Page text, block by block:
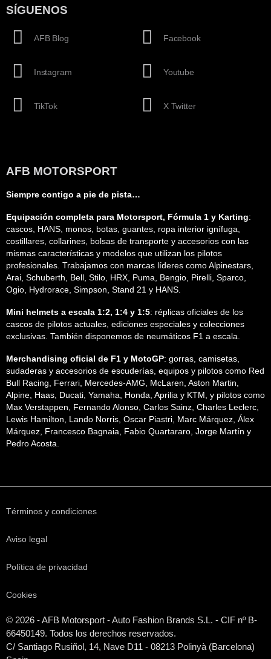
SÍGUENOS
AFB Blog
Instagram
TikTok
Facebook
Youtube
X Twitter
AFB MOTORSPORT
Siempre contigo a pie de pista…
Equipación completa para Motorsport, Fórmula 1 y Karting:
cascos, HANS, monos, botas, guantes, ropa interior ignífuga,
costillares, collarines, bolsas de transporte y accesorios con las
mismas características y modelos que utilizan los pilotos
profesionales. Trabajamos con marcas líderes como Alpinestars,
Arai, Schuberth, Bell, Stilo, HRX, Puma, Bengio, Pirelli, Sparco,
Ogio, Hydrorace, Simpson, Stand 21 y HANS.
Mini helmets a escala 1:2, 1:4 y 1:5: réplicas oficiales de los
cascos de pilotos actuales, ediciones especiales y colecciones
exclusivas. También disponemos de neumáticos F1 a escala.
Merchandising oficial de F1 y MotoGP: gorras, camisetas,
sudaderas y accesorios de escuderías, equipos y pilotos como Red
Bull Racing, Ferrari, Mercedes-AMG, McLaren, Aston Martin,
Alpine, Haas, Ducati, Yamaha, Honda, Aprilia y KTM, y pilotos como
Max Verstappen, Fernando Alonso, Carlos Sainz, Charles Leclerc,
Lewis Hamilton, Lando Norris, Oscar Piastri, Marc Márquez, Álex
Márquez, Francesco Bagnaia, Fabio Quartararo, Jorge Martín y
Pedro Acosta.
Términos y condiciones
Aviso legal
Política de privacidad
Cookies
© 2026 - AFB Motorsport - Auto Fashion Brands S.L. - CIF nº B-
66450149. Todos los derechos reservados.
C/ Santiago Rusiñol, 14, Nave D11 - 08213 Polinyà (Barcelona)